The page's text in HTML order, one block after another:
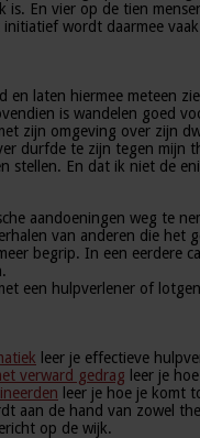
is. En vier op de tien
wordt daarmee
en laten hiermee meteen
is wandelen goed
zijn omgeving over zijn
durfde te zijn tegen mijn
stellen. En dat ik niet de
aandoeningen weg te
van anderen die het
begrip. In een eerdere
een hulpverlener of
leer je effectieve
verward gedrag leer je
leer je hoe je komt
aan de hand van zowel
op de wijk.